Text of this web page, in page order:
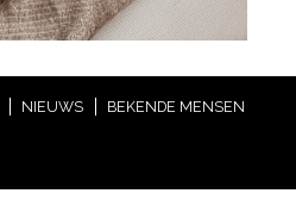
NIEUWS
BEKENDE MENSEN